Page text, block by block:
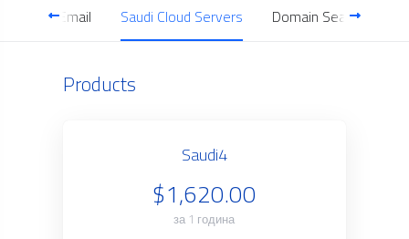
Email Saudi Cloud Servers Domain Search
Products
Saudi4
$1,620.00
за 1 година